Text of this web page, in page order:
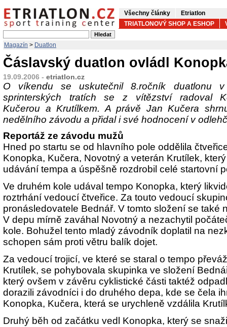
Všechny články
Etriatlon
TRIATLONOVÝ SHOP A ESHOP
Magazín > Duatlon
Čáslavský duatlon ovládl
19.09.2006 - etriatlon.cz
O víkendu se uskutečnil 8.ročník duatlonu
sprinterských tratích se z vítězství radoval
Kučerou a Krutílkem. A právě Jan Kučera
nedělního závodu a přidal i své hodnocení v
Reportáž ze závodu mužů
Hned po startu se od hlavního pole oddělila
Konopka, Kučera, Novotný a veterán Krutílek,
udávání tempa a úspěšně rozdrobil celé startovní
Ve druhém kole udával tempo Konopka, který
roztrhání vedoucí čtveřice. Za touto vedoucí
pronásledovatele Bednář. V tomto složení se také
V depu mírně zaváhal Novotný a nezachytil
kole. Bohužel tento mladý závodník doplatil na
schopen sám proti větru balík dojet.
Za vedoucí trojicí, ve které se staral o tempo
Krutílek, se pohybovala skupinka ve složení
který ovšem v závěru cyklistické části taktéž
dorazili závodníci i do druhého depa, kde se čela
Konopka, Kučera, která se urychleně vzdálila
Druhý běh od začátku vedl Konopka, který se